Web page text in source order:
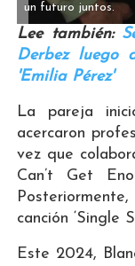
un futuro juntos.
Lee también:
Derbez luego
'Emilia Pérez'
La pareja
acercaron
vez que
Can’t Get
canción ‘Single
Este 2024,